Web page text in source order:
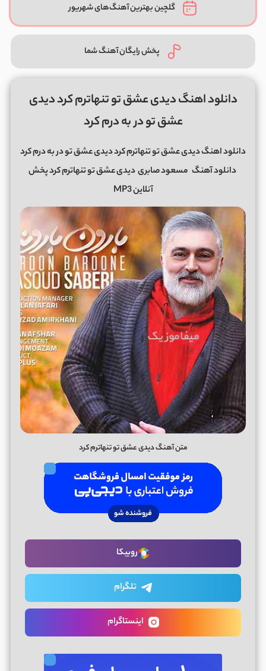
گلچین بهترین آهنگ‌های شهریور
پخش رایگان آهنگ شما
دانلود اهنگ دیدی عشق تو تنهاترم کرد دیدی
عشق تو در به درم کرد
دانلود اهنگ دیدی عشق تو تنهاترم کرد دیدی عشق تو در به درم کرد
دانلود آهنگ مسعود صابریدیدی عشق تو تنهاترم کرد پخش
آنلاین MP3
متن آهنگ دیدی عشق تو تنهاترم کرد
روبیکا
تلگرام
اینستاگرام